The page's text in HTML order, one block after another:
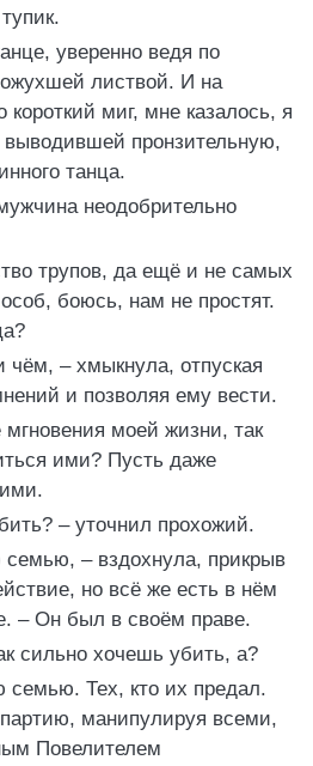
уверенно ведя по
листвой. И на
короткий миг, мне казалось, я
пронзительную,
танца.
неодобрительно
трупов, да ещё и не самых
боюсь, нам не простят.
чём, – хмыкнула, отпуская
и позволяя ему вести.
моей жизни, так
ими? Пусть даже
– уточнил прохожий.
– вздохнула, прикрыв
но всё же есть в нём
– Он был в своём праве.
сильно хочешь убить, а?
семью. Тех, кто их предал.
партию, манипулируя всеми,
Повелителем